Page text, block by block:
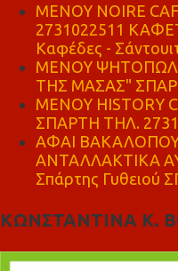
MENOY NOIRE
2731022511
Καφέδες -
ΜΕΝΟΥ
ΤΗΣ ΜΑΣΑΣ"
ΜΕΝΟΥ HISTORY
ΣΠΑΡΤΗ ΤΗΛ.
ΑΦΑΙ
ΑΝΤΑΛΛΑΚΤΙΚΑ
Σπάρτης Γυθειού
ΚΩΝΣΤΑΝΤΙΝΑ Κ.